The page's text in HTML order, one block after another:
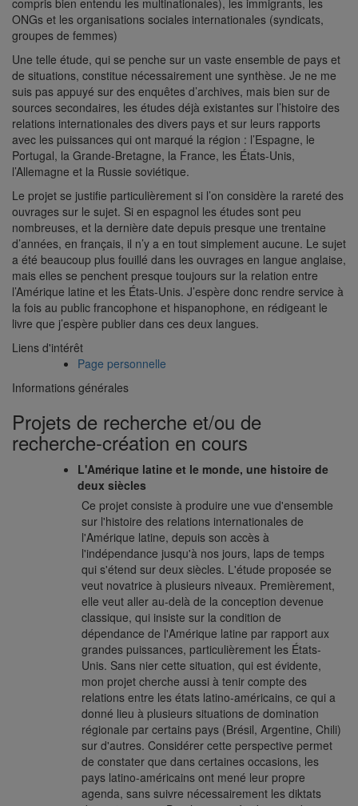
compris bien entendu les multinationales), les immigrants, les
ONGs et les organisations sociales internationales (syndicats,
groupes de femmes)
Une telle étude, qui se penche sur un vaste ensemble de pays et
de situations, constitue nécessairement une synthèse. Je ne me
suis pas appuyé sur des enquêtes d’archives, mais bien sur de
sources secondaires, les études déjà existantes sur l’histoire des
relations internationales des divers pays et sur leurs rapports
avec les puissances qui ont marqué la région : l’Espagne, le
Portugal, la Grande-Bretagne, la France, les États-Unis,
l’Allemagne et la Russie soviétique.
Le projet se justifie particulièrement si l’on considère la rareté des
ouvrages sur le sujet. Si en espagnol les études sont peu
nombreuses, et la dernière date depuis presque une trentaine
d’années, en français, il n’y a en tout simplement aucune. Le sujet
a été beaucoup plus fouillé dans les ouvrages en langue anglaise,
mais elles se penchent presque toujours sur la relation entre
l’Amérique latine et les États-Unis. J’espère donc rendre service à
la fois au public francophone et hispanophone, en rédigeant le
livre que j’espère publier dans ces deux langues.
Liens d'intérêt
Page personnelle
Informations générales
Projets de recherche et/ou de
recherche-création en cours
L'Amérique latine et le monde, une histoire de
deux siècles
Ce projet consiste à produire une vue d'ensemble
sur l'histoire des relations internationales de
l'Amérique latine, depuis son accès à
l'indépendance jusqu'à nos jours, laps de temps
qui s'étend sur deux siècles. L'étude proposée se
veut novatrice à plusieurs niveaux. Premièrement,
elle veut aller au-delà de la conception devenue
classique, qui insiste sur la condition de
dépendance de l'Amérique latine par rapport aux
grandes puissances, particulièrement les États-
Unis. Sans nier cette situation, qui est évidente,
mon projet cherche aussi à tenir compte des
relations entre les états latino-américains, ce qui a
donné lieu à plusieurs situations de domination
régionale par certains pays (Brésil, Argentine, Chili)
sur d'autres. Considérer cette perspective permet
de constater que dans certaines occasions, les
pays latino-américains ont mené leur propre
agenda, sans suivre nécessairement les diktats